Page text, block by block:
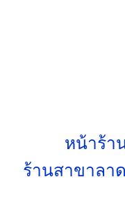
หน้าร้า
ร้านสาขาลา